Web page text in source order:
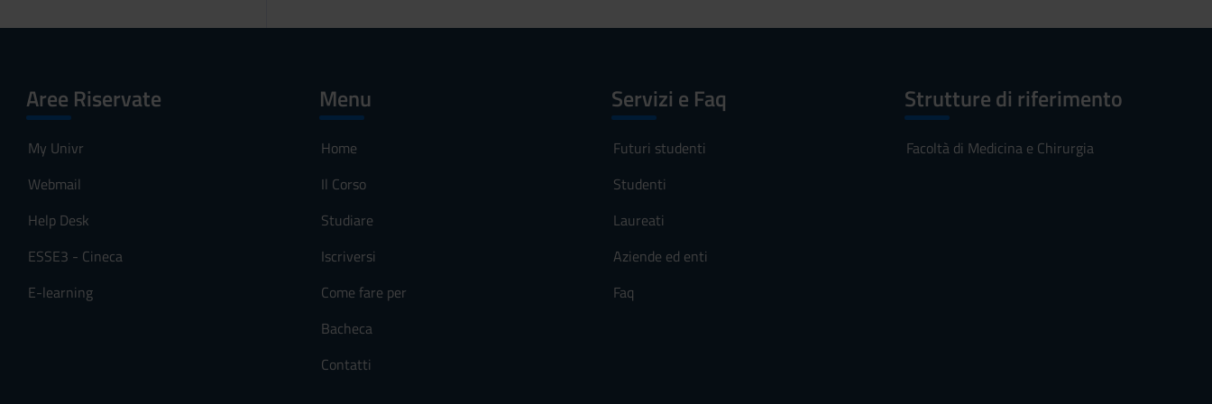
Aree Riservate
My Univr
Webmail
Help Desk
ESSE3 - Cineca
E-learning
Menu
Home
Il Corso
Studiare
Iscriversi
Come fare per
Bacheca
Contatti
Servizi e Faq
Futuri studenti
Studenti
Laureati
Aziende ed enti
Faq
Strutture di riferimento
Facoltà di Medicina e Chirurgia